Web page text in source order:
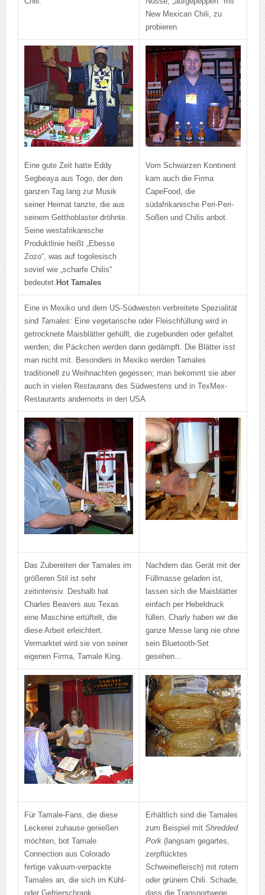
New Mexican Chili, zu
probieren.
Eine gute Zeit hatte Eddy
Segbeaya aus Togo, der den
ganzen Tag lang zur Musik
seiner Heimat tanzte, die aus
seinem Getthoblaster dröhnte.
Seine westafrikanische
Produktlinie heißt „Ebesse
Zozo“, was auf togolesisch
soviel wie „scharfe Chilis“
bedeutet. Hot Tamales
Vom Schwarzen Kontinent
kam auch die Firma
CapeFood, die
südafrikanische Peri-Peri-
Soßen und Chilis anbot.
Eine in Mexiko und dem US-Südwesten verbreitete Spezialität
sind Tamales: Eine vegetarische oder Fleischfüllung wird in
getrocknete Maisblätter gehüllt, die zugebunden oder gefaltet
werden; die Päckchen werden dann gedämpft. Die Blätter isst
man nicht mit. Besonders in Mexiko werden Tamales
traditionell zu Weihnachten gegessen; man bekommt sie aber
auch in vielen Restaurans des Südwestens und in TexMex-
Restaurants andernorts in den USA.
Das Zubereiten der Tamales im
größeren Stil ist sehr
zeitintensiv. Deshalb hat
Charles Beavers aus Texas
eine Maschine ertüftelt, die
diese Arbeit erleichtert.
Vermarktet wird sie von seiner
eigenen Firma, Tamale King.
Nachdem das Gerät mit der
Füllmasse geladen ist,
lassen sich die Maisblätter
einfach per Hebeldruck
füllen. Charly haben wir die
ganze Messe lang nie ohne
sein Bluetooth-Set
gesehen…
Für Tamale-Fans, die diese
Leckerei zuhause genießen
möchten, bot Tamale
Connection aus Colorado
fertige vakuum-verpackte
Tamales an, die sich im Kühl-
oder Gefrierschrank
Erhältlich sind die Tamales
zum Beispiel mit Shredded
Pork (langsam gegartes,
zerpflücktes
Schweinefleisch) mit rotem
oder grünem Chili. Schade,
dass die Transportwege